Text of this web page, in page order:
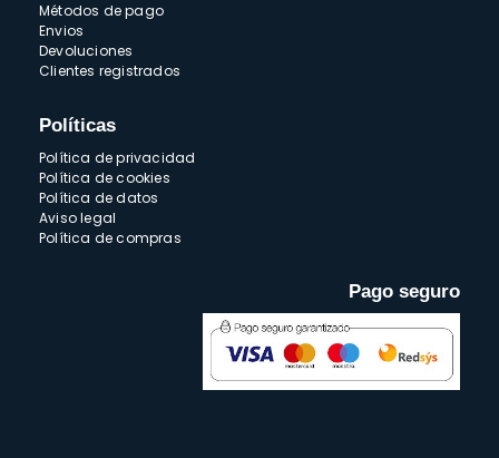
Métodos de pago
Envios
Devoluciones
Clientes registrados
Políticas
Política de privacidad
Política de cookies
Política de datos
Aviso legal
Política de compras
Pago seguro